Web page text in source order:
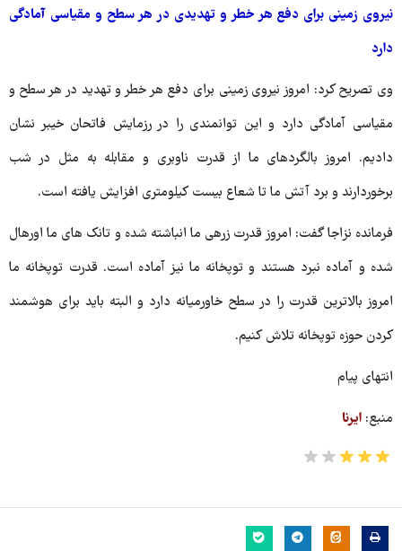
نیروی زمینی برای دفع هر خطر و تهدیدی در هر سطح و مقیاسی آمادگی
دارد
وی تصریح کرد: امروز نیروی زمینی برای دفع هر خطر و تهدید در هر سطح و
مقیاسی آمادگی دارد و این توانمندی را در رزمایش فاتحان خیبر نشان
دادیم. امروز بالگردهای ما از قدرت ناوبری و مقابله به مثل در شب
برخوردارند و برد آتش ما تا شعاع بیست کیلومتری افزایش یافته است.
فرمانده نزاجا گفت: امروز قدرت زرهی ما انباشته شده و تانک های ما اورهال
شده و آماده نبرد هستند و توپخانه ما نیز آماده است. قدرت توپخانه ما
امروز بالاترین قدرت را در سطح خاورمیانه دارد و البته باید برای هوشمند
کردن حوزه توپخانه تلاش کنیم.
انتهای پیام
منبع: ایرنا